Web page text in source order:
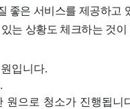
좋은 서비스를 제공하고
는 상황도 체크하는 것
입니다.
으로 청소가 진행됩니